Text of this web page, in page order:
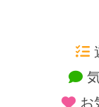
お
ボードゲームを